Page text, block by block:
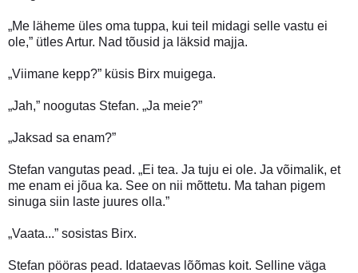
„Me läheme üles oma tuppa, kui teil midagi selle vastu ei
ole,” ütles Artur. Nad tõusid ja läksid majja.
„Viimane kepp?” küsis Birx muigega.
„Jah,” noogutas Stefan. „Ja meie?”
„Jaksad sa enam?”
Stefan vangutas pead. „Ei tea. Ja tuju ei ole. Ja võimalik, et
me enam ei jõua ka. See on nii mõttetu. Ma tahan pigem
sinuga siin laste juures olla.”
„Vaata...” sosistas Birx.
Stefan pööras pead. Idataevas lõõmas koit. Selline väga